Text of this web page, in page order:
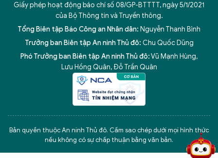
Giấy phép hoạt động báo chí số 08/GP-BTTTT, ngày 5/1/2021
của Bộ Thông tin và Truyền thông.
Tổng Biên tập Báo Công an Nhân dân: Nguyễn Thanh Bình
Trưởng ban Biên tập An ninh Thủ đô: Chu Quốc Dũng
Phó Trưởng ban Biên tập An ninh Thủ đô:Vũ Mạnh Hùng,
Lưu Hồng Quân, Đỗ Trần Quân
Bản quyền thuộc An ninh Thủ đô. Cấm sao chép dưới mọi hình thức
nếu không có sự chấp thuận bằng văn bản.
5 điểm nghẽn của Hà Nội giải pháp xử lý điểm nghẽn của